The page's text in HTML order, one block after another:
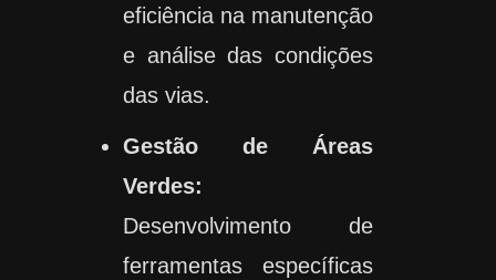
eficiência na manutenção
e análise das condições
das vias.
Gestão de Áreas
Verdes:
Desenvolvimento de
ferramentas específicas